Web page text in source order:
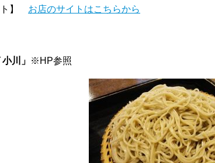
ト】 お店のサイトはこちらから
小川」 ※HP参照